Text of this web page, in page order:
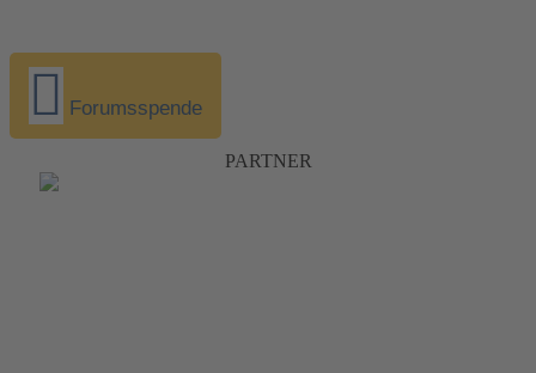
Forumsspende
PARTNER